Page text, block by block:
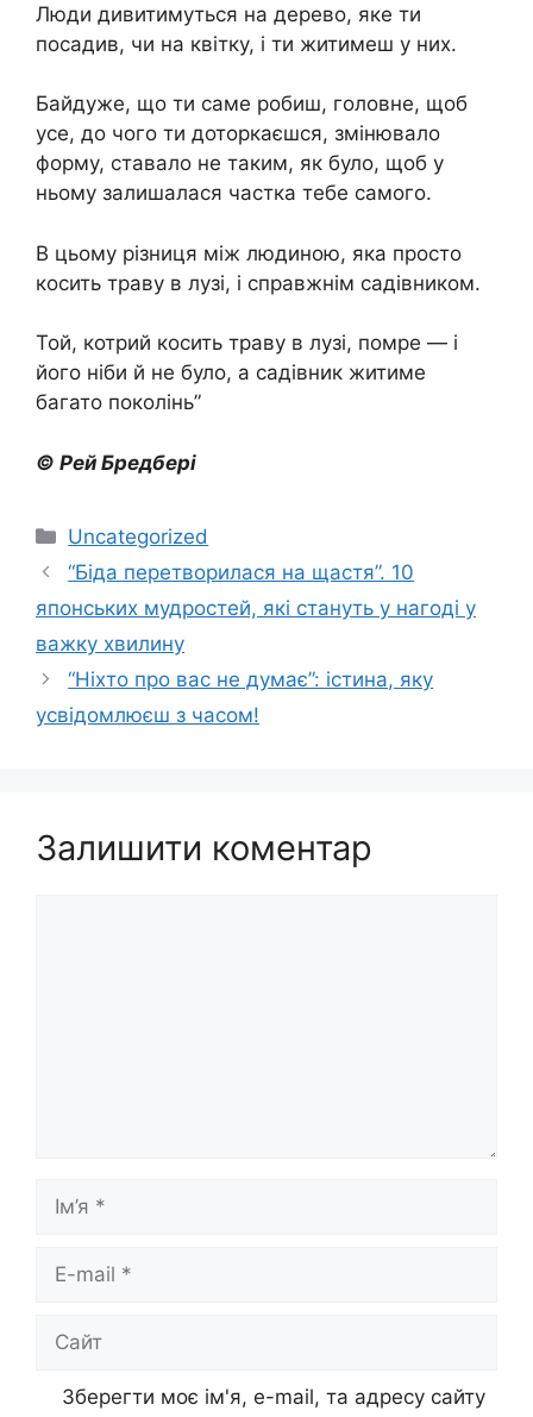
Люди дивитимуться на дерево, яке ти
посадив, чи на квітку, і ти житимеш у них.
Байдуже, що ти саме робиш, головне, щоб
усе, до чого ти доторкаєшся, змінювало
форму, ставало не таким, як було, щоб у
ньому залишалася частка тебе самого.
В цьому різниця між людиною, яка просто
косить траву в лузі, і справжнім садівником.
Той, котрий косить траву в лузі, помре — і
його ніби й не було, а садівник житиме
багато поколінь”
© Рей Бредбері
Категорії
Uncategorized
“Біда перетворилася на щастя”. 10
японських мудростей, які стануть у нагоді у
важку хвилину
“Ніхто про вас не думає”: істина, яку
усвідомлюєш з часом!
Залишити коментар
mail
Зберегти моє ім'я, e-mail, та адресу сайту